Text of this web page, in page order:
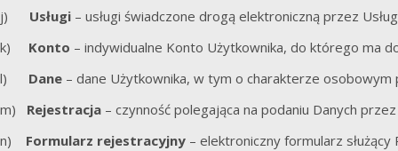
j) Usługi – usługi świadczone drogą elektroniczną przez
k) Konto – indywidualne Konto Użytkownika, do którego ma
l) Dane – dane Użytkownika, w tym o charakterze
m) Rejestracja – czynność polegająca na podaniu Danych
n) Formularz rejestracyjny – elektroniczny formularz